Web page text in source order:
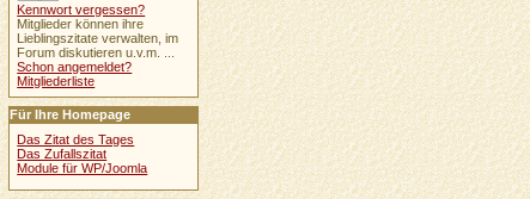
Kennwort vergessen?
Mitglieder können ihre
Lieblingszitate verwalten, im
Forum diskutieren u.v.m. ...
Schon angemeldet?
Mitgliederliste
Für Ihre Homepage
Das Zitat des Tages
Das Zufallszitat
Module für WP/Joomla